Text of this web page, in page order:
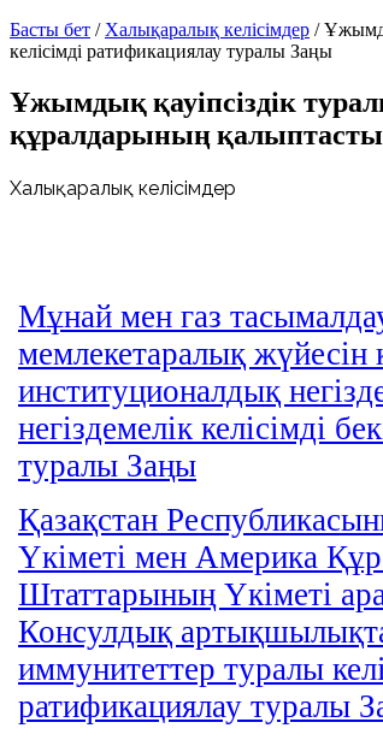
Басты бет / Халықаралық келісімдер /
келісімді ратификациялау туралы Заңы
Ұжымдық қауіпсіздік
құралдарының
Мұнай мен газ
мемлекетаралық жүйесін
институционалдық
негіздемелік келісімді
туралы Заңы
Қазақстан
Үкіметі мен Америка
Штаттарының Үкіметі
Консулдық
иммунитеттер туралы
ратификациялау туралы